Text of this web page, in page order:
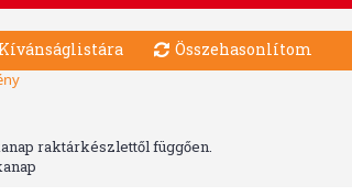
Kívánságlistára Összehasonlítom
raktárkészlettől függően.